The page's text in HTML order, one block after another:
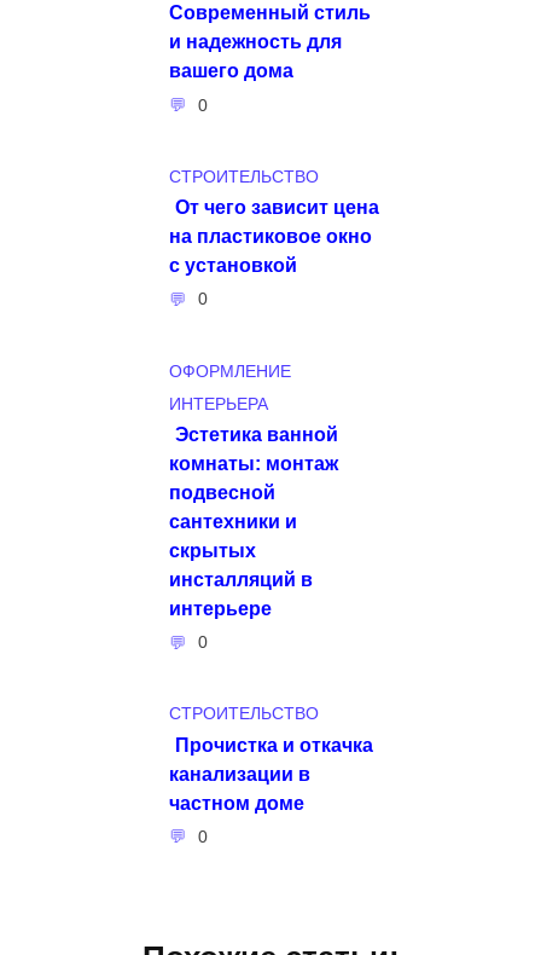
Современный стиль
и надежность для
вашего дома
0
СТРОИТЕЛЬСТВО
От чего зависит цена
на пластиковое окно
с установкой
0
ОФОРМЛЕНИЕ
ИНТЕРЬЕРА
Эстетика ванной
комнаты: монтаж
подвесной
сантехники и
скрытых
инсталляций в
интерьере
0
СТРОИТЕЛЬСТВО
Прочистка и откачка
канализации в
частном доме
0